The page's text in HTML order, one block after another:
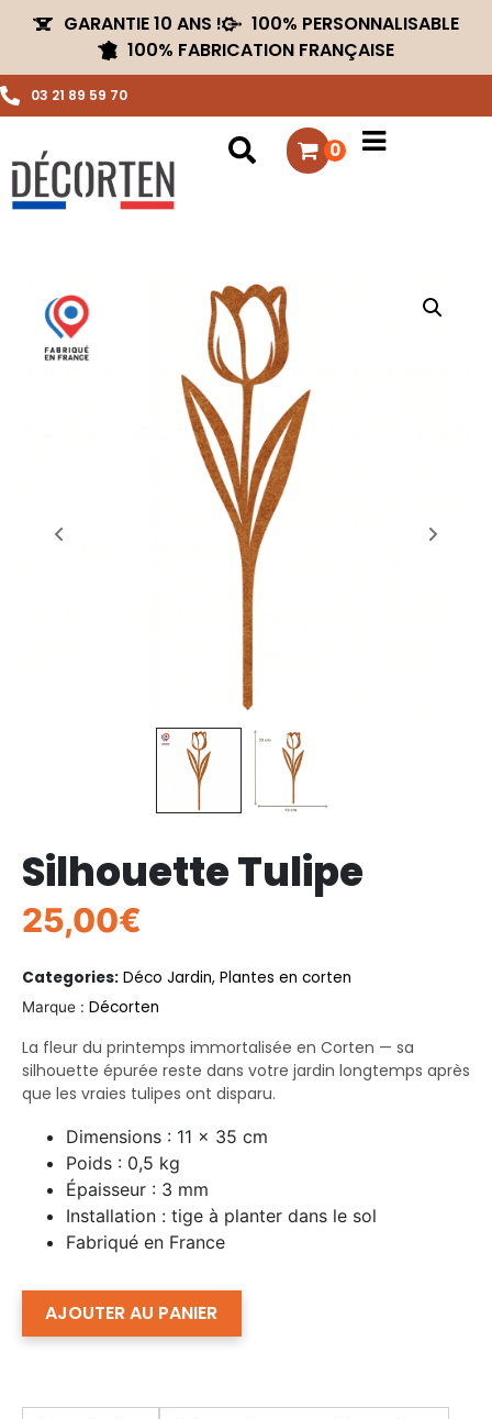
GARANTIE 10 ANS !
100% PERSONNALISABLE
100% FABRICATION FRANÇAISE
03 21 89 59 70
0
Silhouette Tulipe
25,00€
Categories: Déco Jardin, Plantes en corten
Marque : Décorten
La fleur du printemps immortalisée en Corten — sa
silhouette épurée reste dans votre jardin longtemps après
que les vraies tulipes ont disparu.
Dimensions : 11 × 35 cm
Poids : 0,5 kg
Épaisseur : 3 mm
Installation : tige à planter dans le sol
Fabriqué en France
AJOUTER AU PANIER